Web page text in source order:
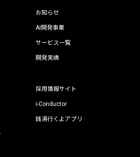
お知らせ
AI開発事業
サービス一覧
開発実績
採用情報サイト
i-Conductor
銭湯行くよアプリ